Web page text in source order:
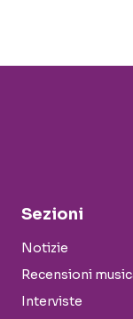
Sezioni
Notizie
Recensioni
Interviste